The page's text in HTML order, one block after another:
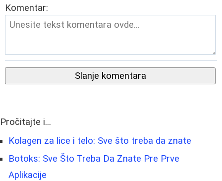
Komentar:
Slanje komentara
Pročitajte i...
Kolagen za lice i telo: Sve što treba da znate
Botoks: Sve Što Treba Da Znate Pre Prve
Aplikacije